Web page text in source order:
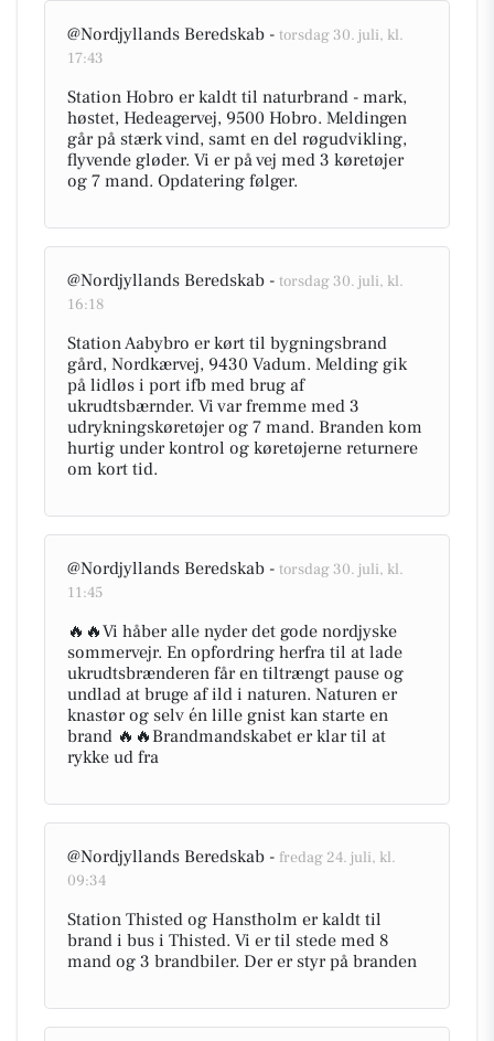
@Nordjyllands Beredskab - torsdag 30. juli, kl.
17:43
Station Hobro er kaldt til naturbrand - mark,
høstet, Hedeagervej, 9500 Hobro. Meldingen
går på stærk vind, samt en del røgudvikling,
flyvende gløder. Vi er på vej med 3 køretøjer
og 7 mand. Opdatering følger.
@Nordjyllands Beredskab - torsdag 30. juli, kl.
16:18
Station Aabybro er kørt til bygningsbrand
gård, Nordkærvej, 9430 Vadum. Melding gik
på lidløs i port ifb med brug af
ukrudtsbærnder. Vi var fremme med 3
udrykningskøretøjer og 7 mand. Branden kom
hurtig under kontrol og køretøjerne returnere
om kort tid.
@Nordjyllands Beredskab - torsdag 30. juli, kl.
11:45
🔥🔥Vi håber alle nyder det gode nordjyske
sommervejr. En opfordring herfra til at lade
ukrudtsbrænderen får en tiltrængt pause og
undlad at bruge af ild i naturen. Naturen er
knastør og selv én lille gnist kan starte en
brand 🔥🔥Brandmandskabet er klar til at
rykke ud fra
@Nordjyllands Beredskab - fredag 24. juli, kl.
09:34
Station Thisted og Hanstholm er kaldt til
brand i bus i Thisted. Vi er til stede med 8
mand og 3 brandbiler. Der er styr på branden